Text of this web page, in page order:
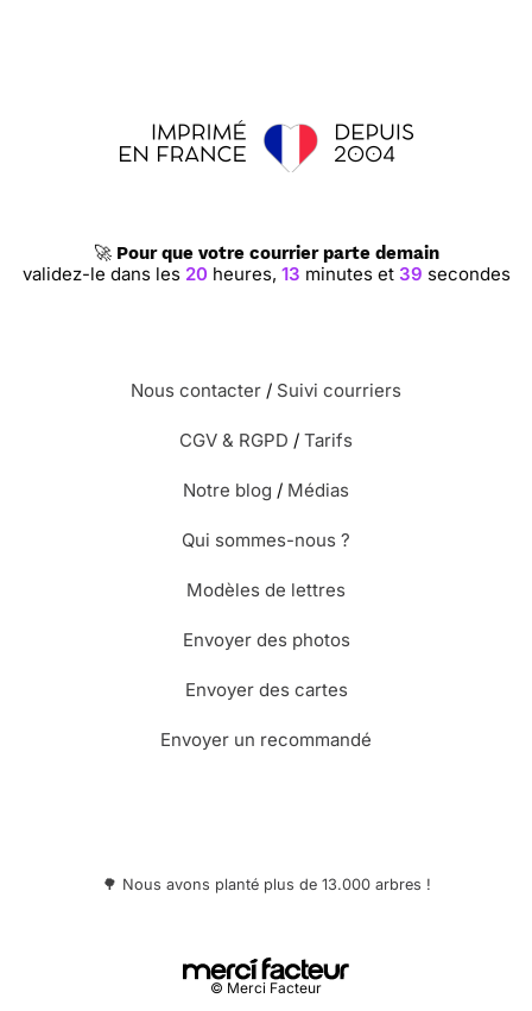
🚀 Pour que votre courrier parte demain
validez-le dans les 20heures, 13 minutes et 39 secondes
Nous contacter / Suivi courriers
CGV & RGPD / Tarifs
Notre blog / Médias
Qui sommes-nous ?
Modèles de lettres
Envoyer des photos
Envoyer des cartes
Envoyer un recommandé
🌳 Nous avons planté plus de 13.000 arbres !
© Merci Facteur